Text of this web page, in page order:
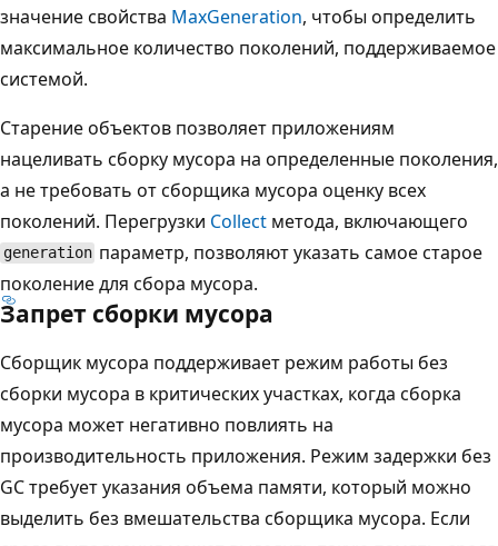
значение свойства MaxGeneration, чтобы определить
максимальное количество поколений, поддерживаемое
системой.
Старение объектов позволяет приложениям
нацеливать сборку мусора на определенные поколения,
а не требовать от сборщика мусора оценку всех
поколений. Перегрузки Collect метода, включающего
generation параметр, позволяют указать самое старое
поколение для сбора мусора.
Запрет сборки мусора
Сборщик мусора поддерживает режим работы без
сборки мусора в критических участках, когда сборка
мусора может негативно повлиять на
производительность приложения. Режим задержки без
GC требует указания объема памяти, который можно
выделить без вмешательства сборщика мусора. Если